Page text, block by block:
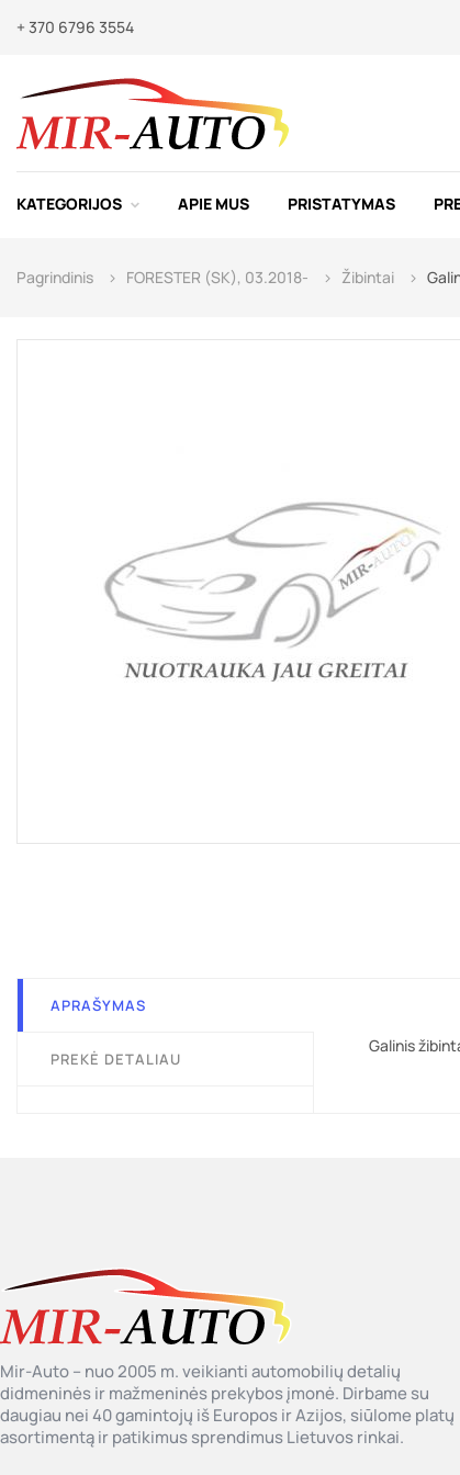
+ 370 6796 3554
KATEGORIJOS APIE MUS PRISTATYMAS
Pagrindinis FORESTER (SK), 03.2018- Žibintai
APRAŠYMAS
PREKĖ DETALIAU
Galinis
Mir-Auto – nuo 2005 m. veikianti automobilių detalių
didmeninės ir mažmeninės prekybos įmonė. Dirbame su
daugiau nei 40 gamintojų iš Europos ir Azijos, siūlome platų
asortimentą ir patikimus sprendimus Lietuvos rinkai.